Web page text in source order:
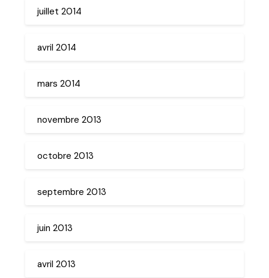
juillet 2014
avril 2014
mars 2014
novembre 2013
octobre 2013
septembre 2013
juin 2013
avril 2013